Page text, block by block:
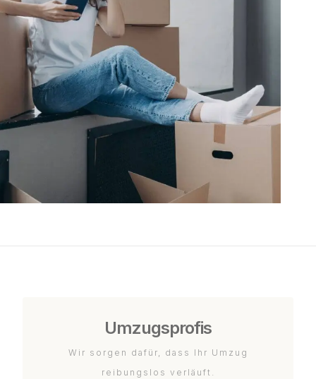
Umzugsprofis
Wir sorgen dafür, dass Ihr Umzug
reibungslos verläuft.